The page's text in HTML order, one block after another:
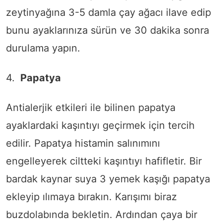
zeytinyağına 3-5 damla çay ağacı ilave edip
bunu ayaklarınıza sürün ve 30 dakika sonra
durulama yapın.
4. Papatya
Antialerjik etkileri ile bilinen papatya
ayaklardaki kaşıntıyı geçirmek için tercih
edilir. Papatya histamin salınımını
engelleyerek ciltteki kaşıntıyı hafifletir. Bir
bardak kaynar suya 3 yemek kaşığı papatya
ekleyip ılımaya bırakın. Karışımı biraz
buzdolabında bekletin. Ardından çaya bir